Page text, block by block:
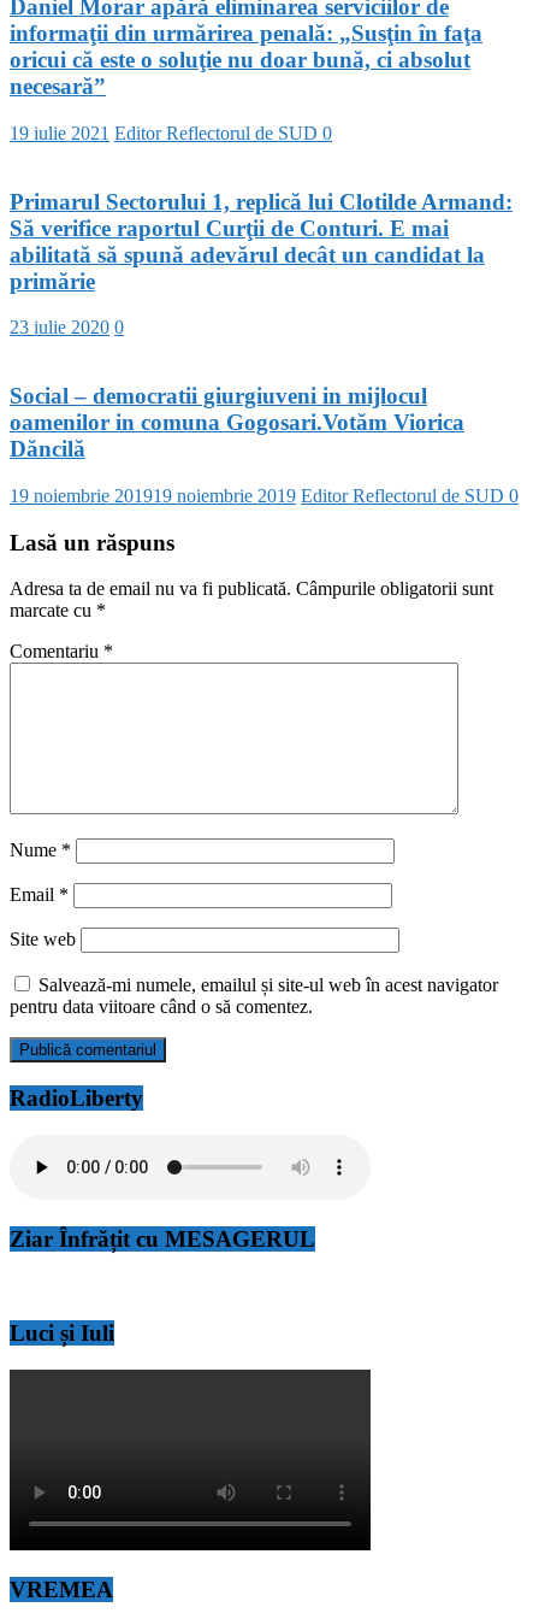
Daniel Morar apără eliminarea serviciilor de
informaţii din urmărirea penală: „Susţin în faţa
oricui că este o soluţie nu doar bună, ci absolut
necesară”
19 iulie 2021 Editor Reflectorul de SUD 0
Primarul Sectorului 1, replică lui Clotilde Armand:
Să verifice raportul Curţii de Conturi. E mai
abilitată să spună adevărul decât un candidat la
primărie
23 iulie 2020 0
Social – democratii giurgiuveni in mijlocul
oamenilor in comuna Gogosari.Votăm Viorica
Dăncilă
19 noiembrie 201919 noiembrie 2019 Editor Reflectorul de SUD 0
Lasă un răspuns
Adresa ta de email nu va fi publicată. Câmpurile obligatorii sunt
marcate cu *
Comentariu *
Nume *
Email *
Site web
Salvează-mi numele, emailul și site-ul web în acest navigator
pentru data viitoare când o să comentez.
RadioLiberty
Ziar Înfrățit cu MESAGERUL
Luci și Iuli
VREMEA